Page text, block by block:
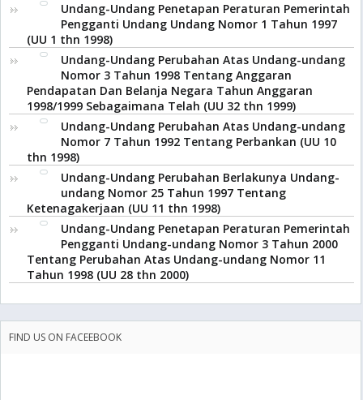
Undang-Undang Penetapan Peraturan Pemerintah
Pengganti Undang Undang Nomor 1 Tahun 1997
(UU 1 thn 1998)
Undang-Undang Perubahan Atas Undang-undang
Nomor 3 Tahun 1998 Tentang Anggaran
Pendapatan Dan Belanja Negara Tahun Anggaran
1998/1999 Sebagaimana Telah (UU 32 thn 1999)
Undang-Undang Perubahan Atas Undang-undang
Nomor 7 Tahun 1992 Tentang Perbankan (UU 10
thn 1998)
Undang-Undang Perubahan Berlakunya Undang-
undang Nomor 25 Tahun 1997 Tentang
Ketenagakerjaan (UU 11 thn 1998)
Undang-Undang Penetapan Peraturan Pemerintah
Pengganti Undang-undang Nomor 3 Tahun 2000
Tentang Perubahan Atas Undang-undang Nomor 11
Tahun 1998 (UU 28 thn 2000)
FIND US ON FACEEBOOK